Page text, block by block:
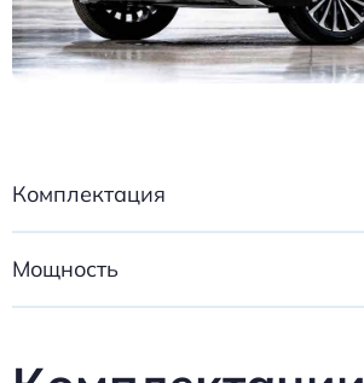
Комплектация
Мощность